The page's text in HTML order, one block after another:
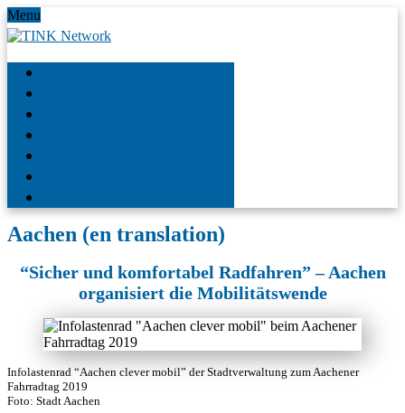
Menu
Aachen (en translation)
“Sicher und komfortabel Radfahren” – Aachen
organisiert die Mobilitätswende
Infolastenrad “Aachen clever mobil” der Stadtverwaltung zum Aachener
Fahrradtag 2019
Foto: Stadt Aachen